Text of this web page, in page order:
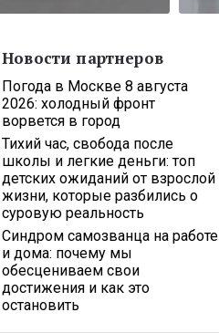
Новости партнеров
Погода в Москве 8 августа
2026: холодный фронт
ворвется в город
Тихий час, свобода после
школы и легкие деньги: топ
детских ожиданий от взрослой
жизни, которые разбились о
суровую реальность
Синдром самозванца на работе
и дома: почему мы
обесцениваем свои
достижения и как это
остановить